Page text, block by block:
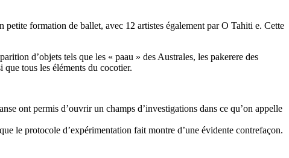
formation de ballet, avec 12 artistes également par O Tahiti e. Cette
d’objets tels que les « paau » des Australes, les pakerere des
tous les éléments du cocotier.
ont permis d’ouvrir un champs d’investigations dans ce qu’on appelle
le protocole d’expérimentation fait montre d’une évidente contrefaçon.